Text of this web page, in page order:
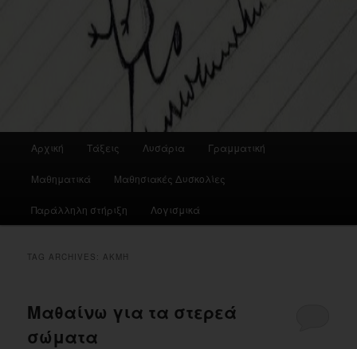
Αρχική Τάξεις Λυσάρια Γραμματική
Μαθηματικά Μαθησιακές Δυσκολίες
Παράλληλη στήριξη Λογισμικά
TAG ARCHIVES: ΑΚΜΉ
Μαθαίνω για τα στερεά
σώματα